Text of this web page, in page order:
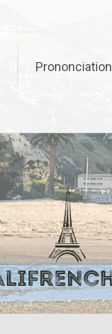
Prononciation